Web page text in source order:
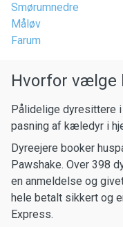
Smørumnedre
Måløv
Farum
Hvorfor vælge
Pålidelige dyresittere
pasning af kæledyr i
Dyreejere booker
Pawshake. Over 398
en anmeldelse og
hele betalt sikkert og
Express.